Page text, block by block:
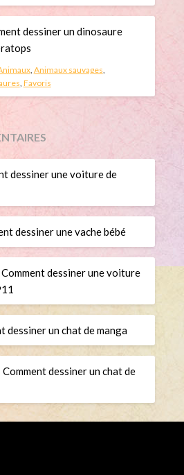
dessiner un dinosaure
, Animaux sauvages
Favoris
dessiner une voiture de
dessiner une vache bébé
Comment dessiner une voiture
dessiner un chat de manga
Comment dessiner un chat de